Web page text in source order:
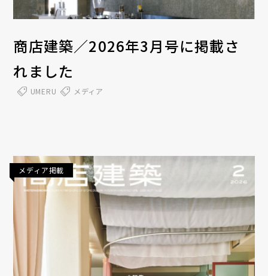
商店建築／2026年3月号に掲載さ
れました
UMERU メディア
メディア掲載